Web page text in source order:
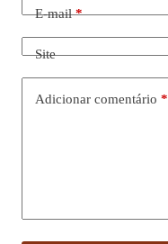
E-mail*
Site
Adicionar comentário *